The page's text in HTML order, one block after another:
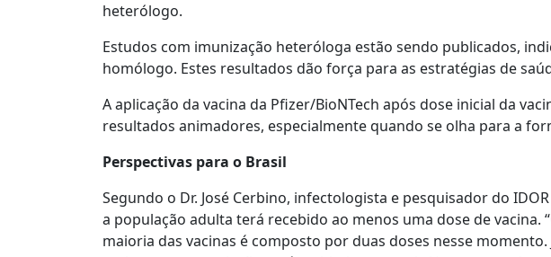
heterólogo.
Estudos com imunização heteróloga estão sendo publicados,
homólogo. Estes resultados dão força para as estratégias de
A aplicação da vacina da Pfizer/BioNTech após dose inicial da
resultados animadores, especialmente quando se olha para a
Perspectivas para o Brasil
Segundo o Dr. José Cerbino, infectologista e pesquisador do
a população adulta terá recebido ao menos uma dose de
maioria das vacinas é composto por duas doses nesse